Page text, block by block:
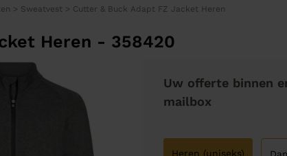
> Sweatvest > Cutter & Buck Adapt FZ Jacket Heren
Heren - 358420
Uw offerte binnen
mailbox
Heren (uniseks)